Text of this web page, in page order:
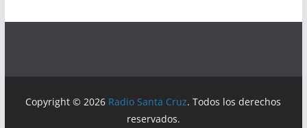
Copyright © 2026 Radio Santa Cruz. Todos los derechos
reservados.